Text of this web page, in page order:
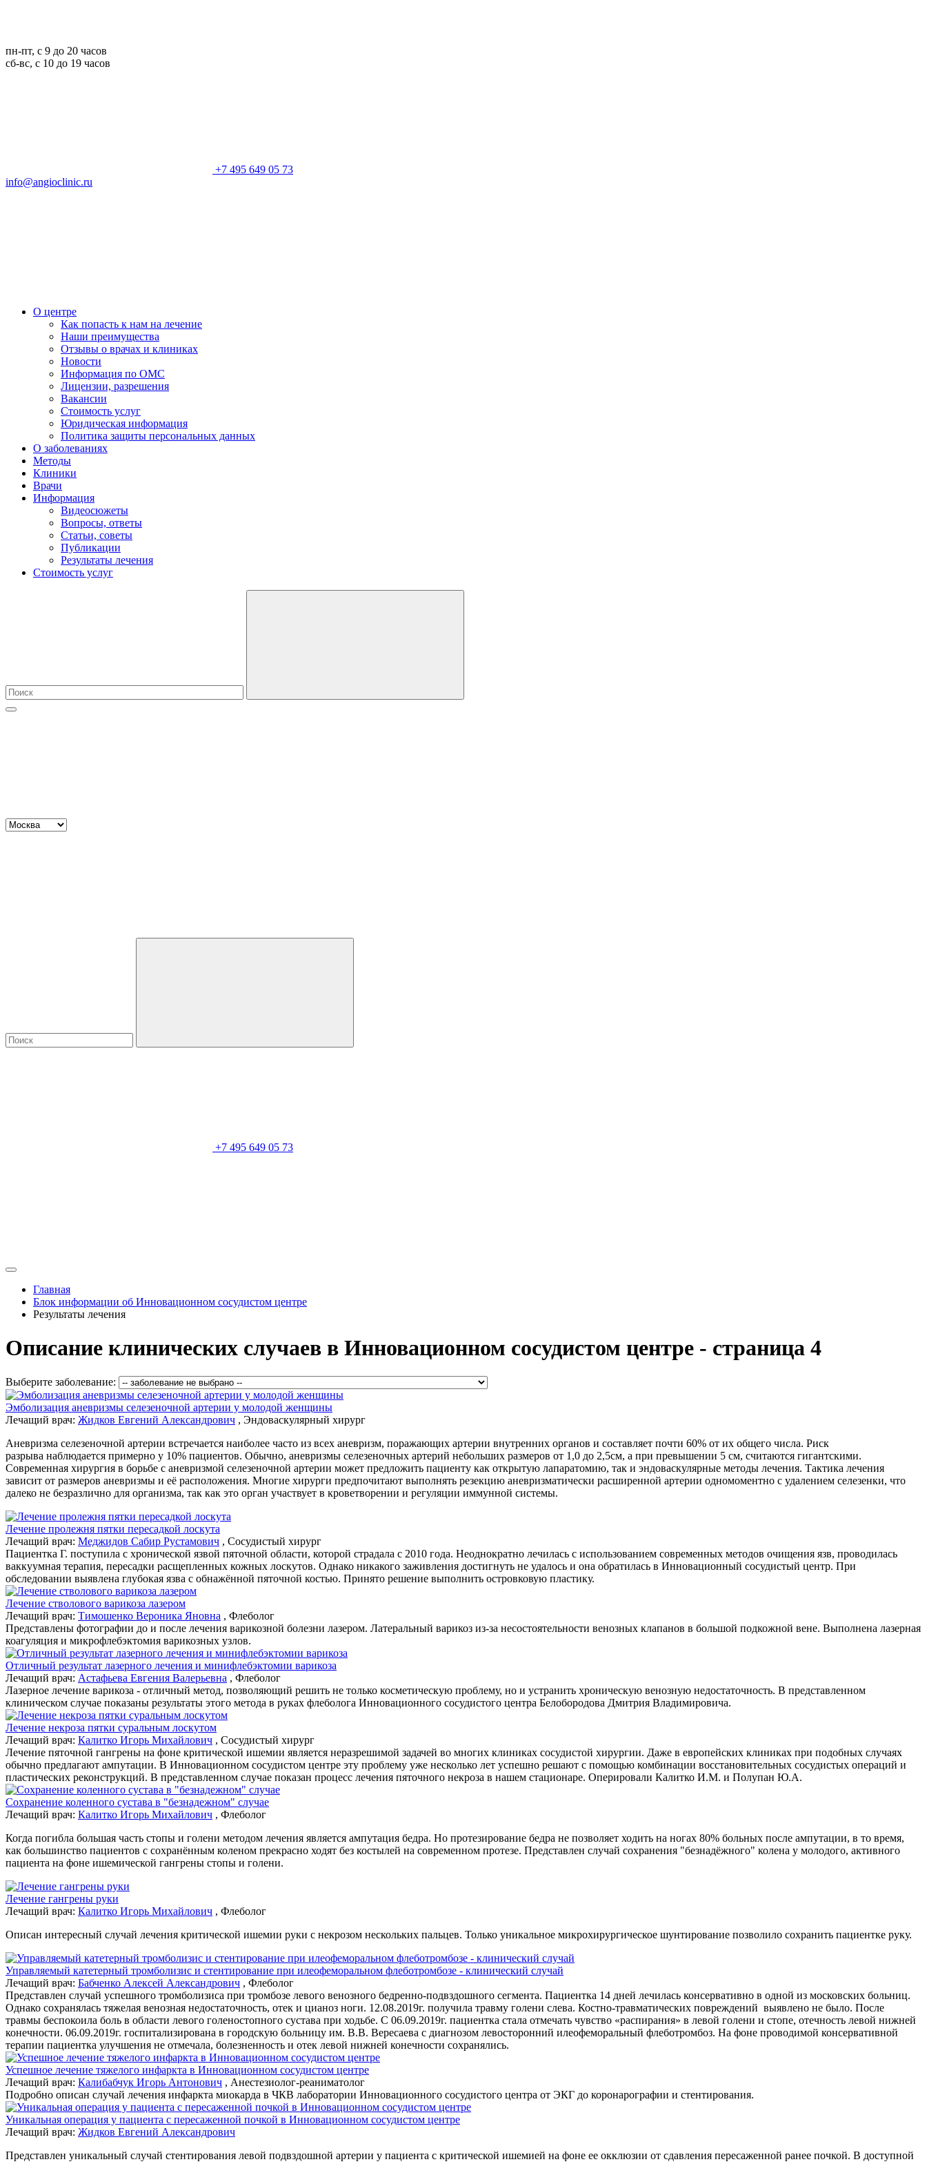
пн-пт, с 9 до 20 часов
сб-вс, с 10 до 19 часов
+7 495 649 05 73
info@angioclinic.ru
О центре
Как попасть к нам на лечение
Наши преимущества
Отзывы о врачах и клиниках
Новости
Информация по ОМС
Лицензии, разрешения
Вакансии
Стоимость услуг
Юридическая информация
Политика защиты персональных данных
О заболеваниях
Методы
Клиники
Врачи
Информация
Видеосюжеты
Вопросы, ответы
Статьи, советы
Публикации
Результаты лечения
Стоимость услуг
+7 495 649 05 73
Главная
Блок информации об Инновационном сосудистом центре
Результаты лечения
Описание клинических случаев в Инновационном сосудистом центре - страница 4
Выберите заболевание:
Эмболизация аневризмы селезеночной артерии у молодой женщины
Лечащий врач: Жидков Евгений Александрович , Эндоваскулярный хирург
Аневризма селезеночной артерии встречается наиболее часто из всех аневризм, поражающих артерии внутренних органов и составляет почти 60% от их общего числа. Риск
разрыва наблюдается примерно у 10% пациентов. Обычно, аневризмы селезеночных артерий небольших размеров от 1,0 до 2,5см, а при превышении 5 см, считаются гигантскими.
Современная хирургия в борьбе с аневризмой селезеночной артерии может предложить пациенту как открытую лапаратомию, так и эндоваскулярные методы лечения. Тактика лечения
зависит от размеров аневризмы и её расположения. Многие хирурги предпочитают выполнять резекцию аневризматически расширенной артерии одномоментно с удалением селезенки, что
далеко не безразлично для организма, так как это орган участвует в кроветворении и регуляции иммунной системы.
Лечение пролежня пятки пересадкой лоскута
Лечащий врач: Меджидов Сабир Рустамович , Сосудистый хирург
Пациентка Г. поступила с хронической язвой пяточной области, которой страдала с 2010 года. Неоднократно лечилась с использованием современных методов очищения язв, проводилась
ваккуумная терапия, пересадки расщепленных кожных лоскутов. Однако никакого заживления достигнуть не удалось и она обратилась в Инновационный сосудистый центр. При
обследовании выявлена глубокая язва с обнажённой пяточной костью. Принято решение выполнить островковую пластику.
Лечение стволового варикоза лазером
Лечащий врач: Тимошенко Вероника Яновна , Флеболог
Представлены фотографии до и после лечения варикозной болезни лазером. Латеральный варикоз из-за несостоятельности венозных клапанов в большой подкожной вене. Выполнена лазерная
коагуляция и микрофлебэктомия варикозных узлов.
Отличный результат лазерного лечения и минифлебэктомии варикоза
Лечащий врач: Астафьева Евгения Валерьевна , Флеболог
Лазерное лечение варикоза - отличный метод, позволяющий решить не только косметическую проблему, но и устранить хроническую венозную недостаточность. В представленном
клиническом случае показаны результаты этого метода в руках флеболога Инновационного сосудистого центра Белобородова Дмитрия Владимировича.
Лечение некроза пятки суральным лоскутом
Лечащий врач: Калитко Игорь Михайлович , Сосудистый хирург
Лечение пяточной гангрены на фоне критической ишемии является неразрешимой задачей во многих клиниках сосудистой хирургии. Даже в европейских клиниках при подобных случаях
обычно предлагают ампутации. В Инновационном сосудистом центре эту проблему уже несколько лет успешно решают с помощью комбинации восстановительных сосудистых операций и
пластических реконструкций. В представленном случае показан процесс лечения пяточного некроза в нашем стационаре. Оперировали Калитко И.М. и Полупан Ю.А.
Сохранение коленного сустава в "безнадежном" случае
Лечащий врач: Калитко Игорь Михайлович , Флеболог
Когда погибла большая часть стопы и голени методом лечения является ампутация бедра. Но протезирование бедра не позволяет ходить на ногах 80% больных после ампутации, в то время,
как большинство пациентов с сохранённым коленом прекрасно ходят без костылей на современном протезе. Представлен случай сохранения "безнадёжного" колена у молодого, активного
пациента на фоне ишемической гангрены стопы и голени.
Лечение гангрены руки
Лечащий врач: Калитко Игорь Михайлович , Флеболог
Описан интересный случай лечения критической ишемии руки с некрозом нескольких пальцев. Только уникальное микрохирургическое шунтирование позволило сохранить пациентке руку.
Управляемый катетерный тромболизис и стентирование при илеофеморальном флеботромбозе - клинический случай
Лечащий врач: Бабченко Алексей Александрович , Флеболог
Представлен случай успешного тромболизиса при тромбозе левого венозного бедренно-подвздошного сегмента. Пациентка 14 дней лечилась консервативно в одной из московских больниц.
Однако сохранялась тяжелая венозная недостаточность, отек и цианоз ноги. 12.08.2019г. получила травму голени слева. Костно-травматических повреждений выявлено не было. После
травмы беспокоила боль в области левого голеностопного сустава при ходьбе. С 06.09.2019г. пациентка стала отмечать чувство «распирания» в левой голени и стопе, отечность левой нижней
конечности. 06.09.2019г. госпитализирована в городскую больницу им. В.В. Вересаева с диагнозом левосторонний илеофеморальный флеботромбоз. На фоне проводимой консервативной
терапии пациентка улучшения не отмечала, болезненность и отек левой нижней конечности сохранялись.
Успешное лечение тяжелого инфаркта в Инновационном сосудистом центре
Лечащий врач: Калибабчук Игорь Антонович , Анестезиолог-реаниматолог
Подробно описан случай лечения инфаркта миокарда в ЧКВ лаборатории Инновационного сосудистого центра от ЭКГ до коронарографии и стентирования.
Уникальная операция у пациента с пересаженной почкой в Инновационном сосудистом центре
Лечащий врач: Жидков Евгений Александрович
Представлен уникальный случай стентирования левой подвздошной артерии у пациента с критической ишемией на фоне ее окклюзии от сдавления пересаженной ранее почкой. В доступной